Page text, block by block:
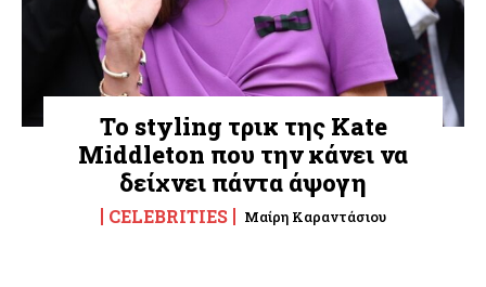
Το styling τρικ της Kate
Middleton που την κάνει να
δείχνει πάντα άψογη
CELEBRITIES Μαίρη Καραντάσιου